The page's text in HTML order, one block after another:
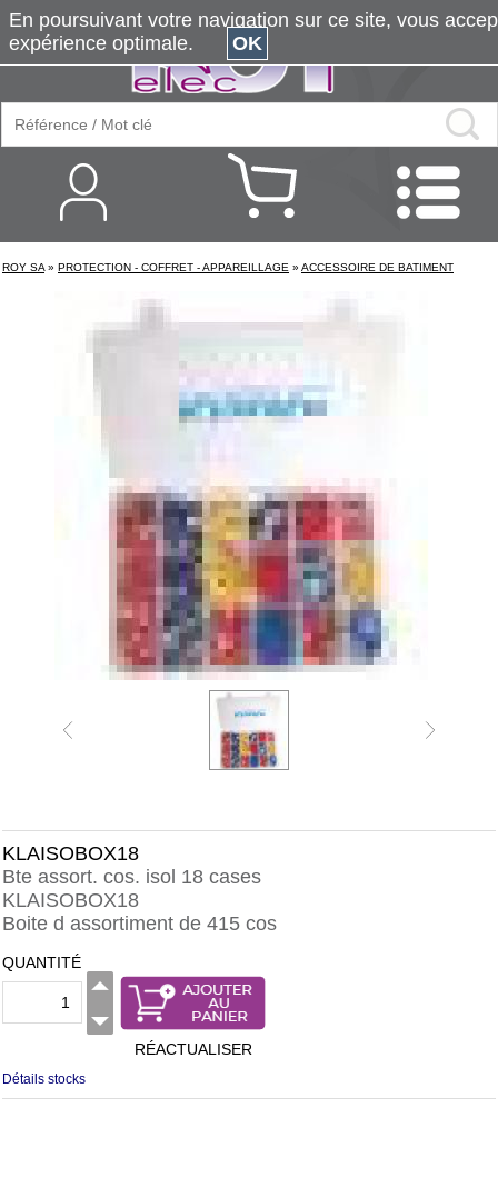
ROY SA » PROTECTION - COFFRET - APPAREILLAGE » ACCESSOIRE DE BATIMENT
KLAISOBOX18
Bte assort. cos. isol 18 cases
KLAISOBOX18
Boite d assortiment de 415 cos
QUANTITÉ
RÉACTUALISER
Détails stocks
En poursuivant votre navigation sur ce site, vous
expérience optimale.
OK